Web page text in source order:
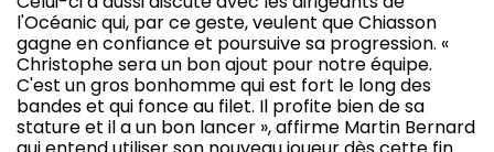
l'Océanic qui, par ce geste, veulent que Chiasson
gagne en confiance et poursuive sa progression. «
Christophe sera un bon ajout pour notre équipe.
C'est un gros bonhomme qui est fort le long des
bandes et qui fonce au filet. Il profite bien de sa
stature et il a un bon lancer », affirme Martin Bernard